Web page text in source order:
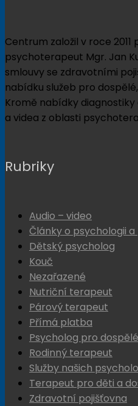
Centrum založil v roce 2011
psychoterapeut Mgr. Jan
smlouvy se zdravotními
nabídku služeb pro
Kromě nabídky
a videa z oblasti
Rubriky
Audio – video
Články o psychologii
Dětský psycholog
Kouč
Nezařazené
Nutriční terapeut
Párový terapeut
Přímá platba
Psycholog pro dospělé
Rodinný terapeut
Služby našich
Terapeut pro děti a
Zdravotní pojišťovna